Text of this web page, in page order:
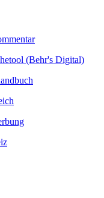
(Behr's Digital)